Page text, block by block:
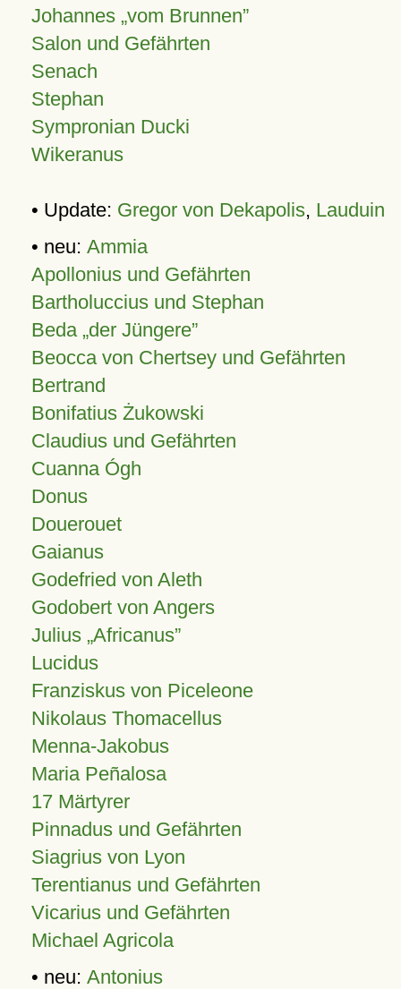
Johannes vom Brunnen
Salon und Gefährten
Senach
Stephan
Sympronian Ducki
Wikeranus
• Update: Gregor von Dekapolis, Lauduin
• neu: Ammia
Apollonius und Gefährten
Bartholuccius und Stephan
Beda „der Jüngere”
Beocca von Chertsey und Gefährten
Bertrand
Bonifatius Żukowski
Claudius und Gefährten
Cuanna Ógh
Donus
Douerouet
Gaianus
Godefried von Aleth
Godobert von Angers
Julius Africanus
Lucidus
Franziskus von Piceleone
Nikolaus Thomacellus
Menna-Jakobus
Maria Peñalosa
17 Märtyrer
Pinnadus und Gefährten
Siagrius von Lyon
Terentianus und Gefährten
Vicarius und Gefährten
Michael Agricola
• neu: Antonius